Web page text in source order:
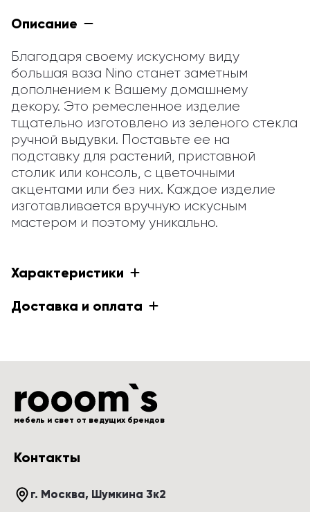
Описание
Благодаря своему искусному виду
большая ваза Nino станет заметным
дополнением к Вашему домашнему
декору. Это ремесленное изделие
тщательно изготовлено из зеленого стекла
ручной выдувки. Поставьте ее на
подставку для растений, приставной
столик или консоль, с цветочными
акцентами или без них. Каждое изделие
изготавливается вручную искусным
мастером и поэтому уникально.
Характеристики
Доставка и оплата
мебель и свет от ведущих брендов
Контакты
г. Москва, Шумкина 3к2